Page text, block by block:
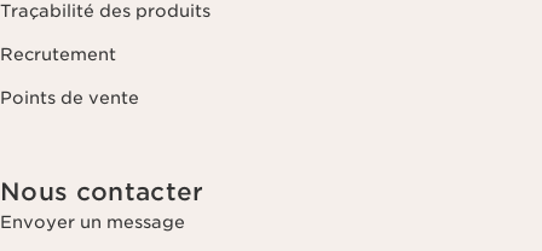
Traçabilité des produits
Recrutement
Points de vente
Nous contacter
Envoyer un message